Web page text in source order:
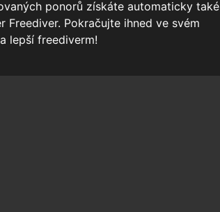
ponorů získáte automaticky také
Freediver. Pokračujte ihned ve svém
lepší freediverm!